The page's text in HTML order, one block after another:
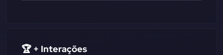
🏆 + Interações